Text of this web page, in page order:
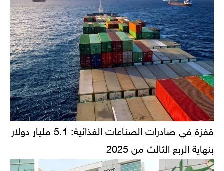
قفزة في صادرات الصناعات الغذائية: 5.1 مليار دولار
بنهاية الربع الثالث من 2025